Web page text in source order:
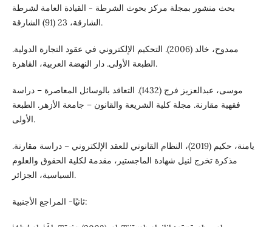
بحث منشور بمجلة مركز بحوث الشرطة - القيادة العامة لشرطة
الشارقة، 23 (91) الشارقة.
ممدوح، خالد (2006). التحكيم الإلكتروني في عقود التجارة الدولية.
الطبعة الأولى. دار النهضة العربية، القاهرة.
موسى، عبدالعزيز فرج (1432). التعاقد بالوسائل المعاصرة – دراسة
فقهية مقارنة. مجلة كلية الشريعة والقانون – جامعة الأزهر. الطبعة
الأولى.
يامنة، حكيم (2019)، النظام القانوني للعقد الإلكتروني – دراسة مقارنة.
مذكرة تخرج لنيل شهادة الماجستير، مقدمة لكلية الحقوق والعلوم
السياسية، الجزائر.
ثانيًا- المراجع الأجنبية: